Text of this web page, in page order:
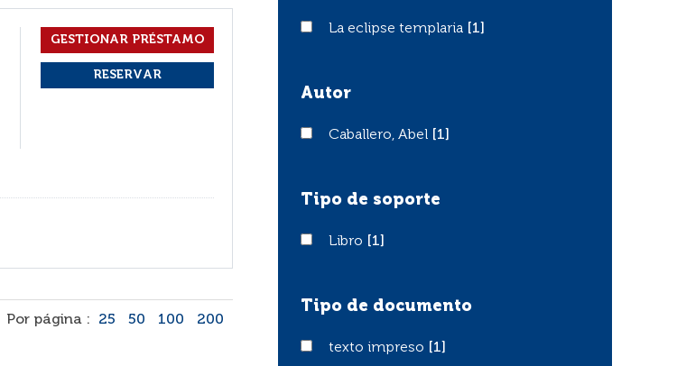
Por página : 25 50 100 200
La eclipse templaria
La eclipse templaria [1]
Autor
Caballero, Abel
Caballero, Abel [1]
Tipo de soporte
LibroLibro [1]
Tipo de documento
texto impreso
texto impreso [1]